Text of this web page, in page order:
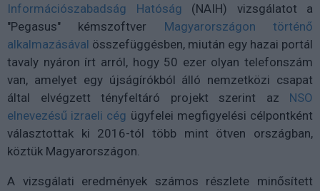
Információszabadság Hatóság (NAIH) vizsgálatot a
"Pegasus" kémszoftver Magyarországon történő
alkalmazásával összefüggésben, miután egy hazai portál
tavaly nyáron írt arról, hogy 50 ezer olyan telefonszám
van, amelyet egy újságírókból álló nemzetközi csapat
által elvégzett tényfeltáró projekt szerint az NSO
elnevezésű izraeli cég ügyfelei megfigyelési célpontként
választottak ki 2016-tól több mint ötven országban,
köztük Magyarországon.
A vizsgálati eredmények számos részlete minősített